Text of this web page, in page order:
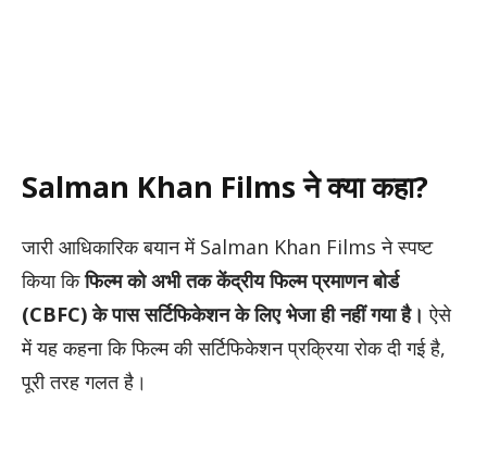
Salman Khan Films ने क्या कहा?
जारी आधिकारिक बयान में Salman Khan Films ने स्पष्ट
किया किफिल्म को अभी तक केंद्रीय फिल्म प्रमाणन बोर्ड
(CBFC) के पास सर्टिफिकेशन के लिए भेजा ही नहीं गया है। ऐसे
में यह कहना कि फिल्म की सर्टिफिकेशन प्रक्रिया रोक दी गई है,
पूरी तरह गलत है।